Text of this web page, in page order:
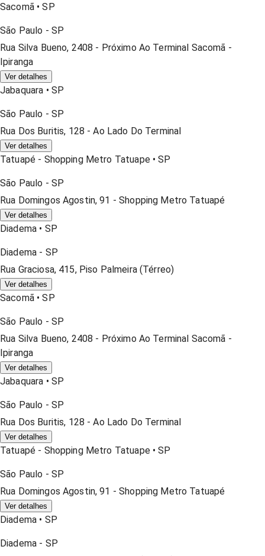
Sacomã• SP
São Paulo - SP
Rua Silva Bueno, 2408 - Próximo Ao Terminal Sacomã -
Ipiranga
Ver detalhes
Jabaquara • SP
São Paulo - SP
Rua Dos Buritis, 128 - Ao Lado Do Terminal
Ver detalhes
Tatuapé - Shopping Metro Tatuape• SP
São Paulo - SP
Rua Domingos Agostin, 91 - Shopping Metro Tatuapé
Ver detalhes
Diadema • SP
Diadema - SP
Rua Graciosa, 415, Piso Palmeira (térreo)
Ver detalhes
Sacomã• SP
São Paulo - SP
Rua Silva Bueno, 2408 - Próximo Ao Terminal Sacomã -
Ipiranga
Ver detalhes
Jabaquara • SP
São Paulo - SP
Rua Dos Buritis, 128 - Ao Lado Do Terminal
Ver detalhes
Tatuapé - Shopping Metro Tatuape• SP
São Paulo - SP
Rua Domingos Agostin, 91 - Shopping Metro Tatuapé
Ver detalhes
Diadema • SP
Diadema - SP